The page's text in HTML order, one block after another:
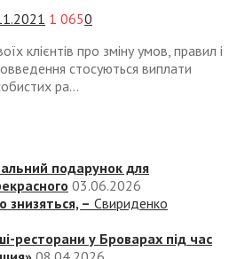
1 0650
клієнтів про зміну умов, правил і
стосуються виплати
ра...
подарунок для
03.06.2026
знизяться, – Свириденко
ресторани у Броварах під час